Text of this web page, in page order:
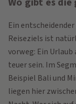
Ein
Reiseziels ist
vorweg: Ein
teuer sein. Im
Beispiel Bali und
liegen hier